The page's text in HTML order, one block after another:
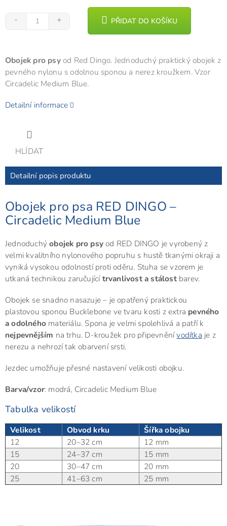
PŘIDAT DO KOŠÍKU
Obojek pro psyod Red Dingo. Jednoduchý praktický obojek z
pevného nylonu s odolnou sponou a nerez kroužkem. Vzor
Circadelic Medium Blue.
Detailní informace
HLÍDAT
Detailní popis produktu
Obojek pro psa RED DINGO –
Circadelic Medium Blue
Jednoduchýobojek pro psyod RED DINGO je vyrobený z
velmi kvalitního nylonového popruhu s hustě tkanými okraji a
vyniká vysokou odolností proti oděru. Stuha se vzorem je
utkaná technikou zaručujícítrvanlivost a stálostbarev.
Obojek se snadno nasazuje – je opatřený praktickou
plastovou sponou Bucklebone ve tvaru kosti z extra pevného
a odolného materiálu. Spona je velmi spolehlivá a patří k
nejpevnějším na trhu. D-kroužek pro připevněnívodítka je z
nerezu a nehrozí tak obarvení srsti.
Jezdec umožňuje přesné nastavení velikosti obojku.
Barva/vzor: modrá, Circadelic Medium Blue
Tabulka velikostí
Velikost Obvod krku
Šířka obojku
12
20–32 cm
12 mm
15
24–37 cm
15 mm
20
30–47 cm
20 mm
25
41–63 cm 25 mm